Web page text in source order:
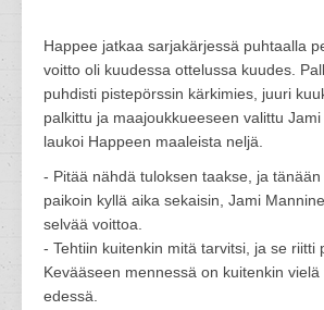
Happee jatkaa sarjakärjessä puhtaalla
voitto oli kuudessa ottelussa kuudes.
puhdisti pistepörssin kärkimies, juuri
palkittu ja maajoukkueeseen valittu
laukoi Happeen maaleista neljä.
- Pitää nähdä tuloksen taakse, ja tänään
paikoin kyllä aika sekaisin, Jami
selvää voittoa.
- Tehtiin kuitenkin mitä tarvitsi, ja se riitti
Kevääseen mennessä on kuitenkin vielä
edessä.